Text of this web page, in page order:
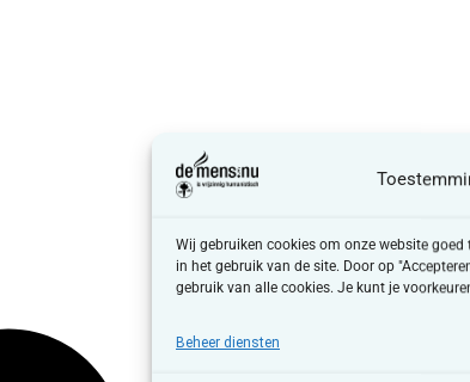
Wij gebruiken cookies om onze website
in het gebruik van de site. Door op
gebruik van alle cookies. Je kunt je
Beheer diensten